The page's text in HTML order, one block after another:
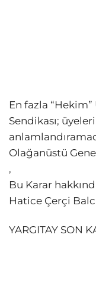
En fazla
Sendikası;
Olağanüstü
,
Bu Karar
Hatice Çerçi
YARGITAY SON